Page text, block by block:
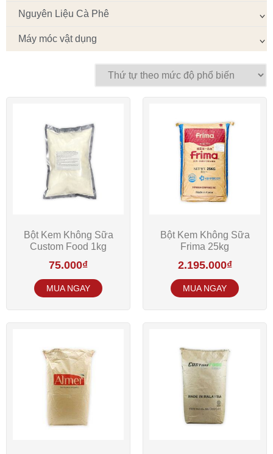
Nguyên Liệu Cà Phê
Máy móc vật dụng
Bột Kem Không Sữa
Custom Food 1kg
75.000₫
Bột Kem Không Sữa
Frima 25kg
2.195.000₫